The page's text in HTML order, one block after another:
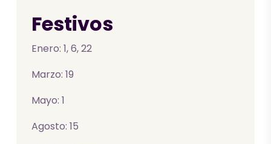
Festivos
Enero: 1, 6, 22
Marzo: 19
Mayo: 1
Agosto: 15